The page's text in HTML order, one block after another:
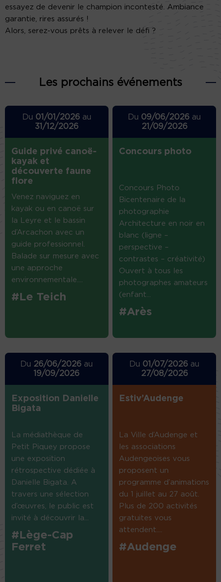
essayez de devenir le champion incontesté. Ambiance
garantie, rires assurés !
Alors, serez-vous prêts à relever le défi ?
Les prochains événements
Du 01/01/2026au
31/12/2026
Guide privé canoë-
kayak et
découverte faune
flore
Venez naviguez en
kayak ou en canoë sur
la Leyre et le bassin
d’Arcachon avec un
guide professionnel.
Balade sur mesure avec
une approche
environnementale....
#Le Teich
Du 09/06/2026 au
21/09/2026
Concours photo
Concours Photo
Bicentenaire de la
photographie
Architecture en noir en
blanc (ligne –
perspective –
contrastes – créativité)
Ouvert à tous les
photographes amateurs
(enfant...
#Arès
Du 26/06/2026 au
19/09/2026
Exposition Danielle
Bigata
La médiathèque de
Petit Piquey propose
une exposition
rétrospective dédiée à
Danielle Bigata. A
travers une sélection
d’œuvres, le public est
invité à découvrir la...
#Lège-Cap
Ferret
Du 01/07/2026 au
27/08/2026
Estiv’Audenge
La Ville d’Audenge et
les associations
Audengeoises vous
proposent un
programme d’animations
du 1 juillet au 27 août.
Plus de 200 activités
gratuites vous
attendent....
#Audenge